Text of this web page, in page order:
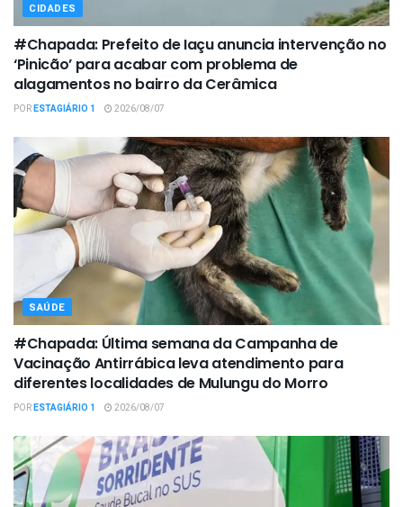
CIDADES
#Chapada: Prefeito de Iaçu anuncia intervenção no
‘Pinicão’ para acabar com problema de
alagamentos no bairro da Cerâmica
PORESTAGIÁRIO 1 2026/08/07
SAÚDE
#Chapada: Última semana da Campanha de
Vacinação Antirrábica leva atendimento para
diferentes localidades de Mulungu do Morro
PORESTAGIÁRIO 1 2026/08/07